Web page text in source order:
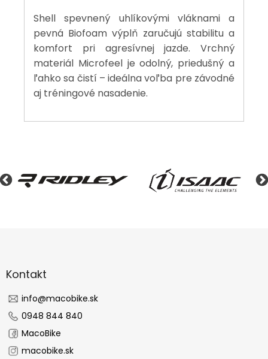
Shell spevnený uhlíkovými vláknami a
pevná Biofoam výplň zaručujú stabilitu a
komfort pri agresívnej jazde. Vrchný
materiál Microfeel je odolný, priedušný a
ľahko sa čistí – ideálna voľba pre závodné
aj tréningové nasadenie.
äKontakt
info@macobike.sk
0948 844 840
MacoBike
macobike.sk